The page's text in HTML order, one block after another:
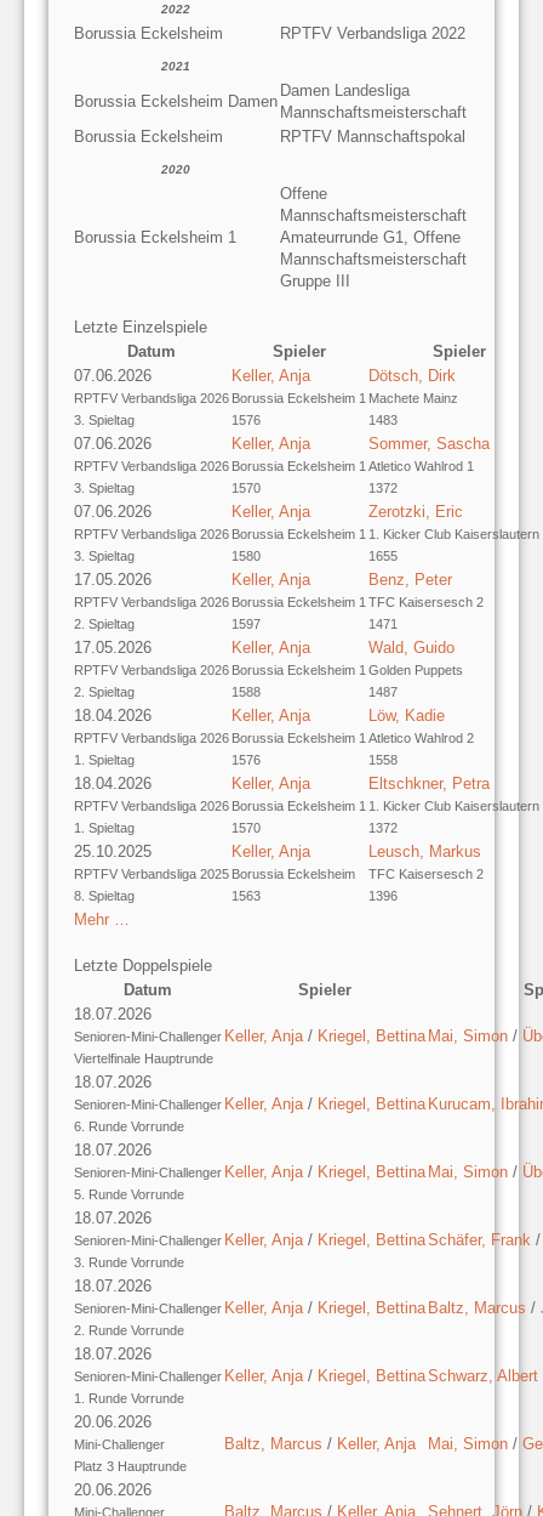
2022
Borussia Eckelsheim RPTFV Verbandsliga 2022
2021
Borussia Eckelsheim Damen
Damen Landesliga
Mannschaftsmeisterschaft
Borussia Eckelsheim
RPTFV Mannschaftspokal
2020
Borussia Eckelsheim 1
Offene
Mannschaftsmeisterschaft
Amateurrunde G1, Offene
Mannschaftsmeisterschaft
Gruppe III
Letzte Einzelspiele
Datum
Spieler
Spieler
07.06.2026
RPTFV Verbandsliga 2026
3. Spieltag
Keller, Anja
Borussia Eckelsheim 1
1576
Dötsch, Dirk
Machete Mainz
1483
07.06.2026
RPTFV Verbandsliga 2026
3. Spieltag
Keller, Anja
Borussia Eckelsheim 1
1570
Sommer, Sascha
Atletico Wahlrod 1
1372
07.06.2026
RPTFV Verbandsliga 2026
3. Spieltag
Keller, Anja
Borussia Eckelsheim 1
1580
Zerotzki, Eric
1. Kicker Club Kaiserslautern
1655
17.05.2026
RPTFV Verbandsliga 2026
2. Spieltag
Keller, Anja
Borussia Eckelsheim 1
1597
Benz, Peter
TFC Kaisersesch 2
1471
17.05.2026
RPTFV Verbandsliga 2026
2. Spieltag
Keller, Anja
Borussia Eckelsheim 1
1588
Wald, Guido
Golden Puppets
1487
18.04.2026
RPTFV Verbandsliga 2026
1. Spieltag
Keller, Anja
Borussia Eckelsheim 1
1576
Löw, Kadie
Atletico Wahlrod 2
1558
18.04.2026
RPTFV Verbandsliga 2026
1. Spieltag
Keller, Anja
Borussia Eckelsheim 1
1570
Eltschkner, Petra
1. Kicker Club Kaiserslautern
1372
25.10.2025
RPTFV Verbandsliga 2025
8. Spieltag
Keller, Anja
Borussia Eckelsheim
1563
Leusch, Markus
TFC Kaisersesch 2
1396
Mehr …
Letzte Doppelspiele
Datum
Spieler
18.07.2026
Senioren-Mini-Challenger
Viertelfinale Hauptrunde
Keller, Anja / Kriegel, Bettina Mai, Simon /
18.07.2026
Senioren-Mini-Challenger
6. Runde Vorrunde
Keller, Anja / Kriegel, Bettina Kurucam,
18.07.2026
Senioren-Mini-Challenger
5. Runde Vorrunde
Keller, Anja / Kriegel, Bettina Mai, Simon /
18.07.2026
Senioren-Mini-Challenger
3. Runde Vorrunde
Keller, Anja / Kriegel, BettinaSchäfer, Frank
18.07.2026
Senioren-Mini-Challenger
2. Runde Vorrunde
Keller, Anja / Kriegel, Bettina Baltz, Marcus /
18.07.2026
Senioren-Mini-Challenger
1. Runde Vorrunde
Keller, Anja / Kriegel, BettinaSchwarz, Albert
20.06.2026
Mini-Challenger
Platz 3 Hauptrunde
Baltz, Marcus / Keller, Anja Mai, Simon /
20.06.2026
Mini-Challenger Baltz, Marcus / Keller, Anja Sehnert, Jörn /